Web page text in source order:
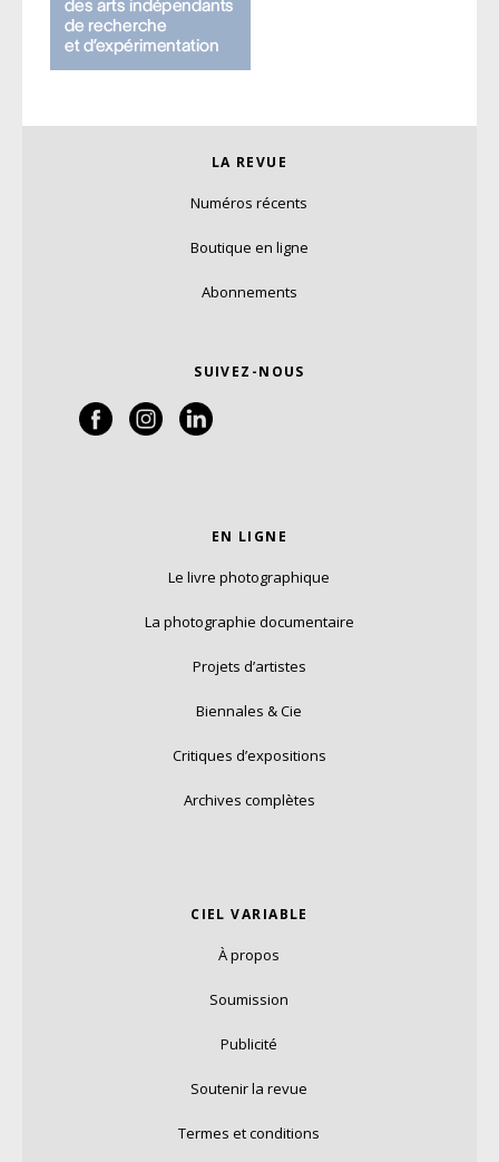
LA REVUE
Numéros récents
Boutique en ligne
Abonnements
SUIVEZ-NOUS
EN LIGNE
Le livre photographique
La photographie documentaire
Projets d’artistes
Biennales & Cie
Critiques d’expositions
Archives complètes
CIEL VARIABLE
À propos
Soumission
Publicité
Soutenir la revue
Termes et conditions